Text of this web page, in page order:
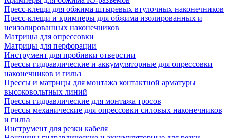
Пресс-клещи для обжима штыревых втулочных наконечников
Пресс-клещи и кримперы для обжима изолированных и
неизолированных наконечников
Матрицы для опрессовки
Матрицы для перфорации
Инструмент для пробивки отверстии
Прессы гидравлические и аккумуляторные для опрессовки
наконечников и гильз
Прессы и матрицы для монтажа контактной арматуры
высоковольтных линий
Прессы гидравлические для монтажа тросов
Прессы механические для опрессовки силовых наконечников
и гильз
Инструмент для резки кабеля